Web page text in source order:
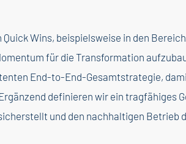
Wins, beispielsweise in den
für die Transformation
End-to-End-Gesamtstrategie,
definieren wir ein tragfähiges
und den nachhaltigen Betrieb